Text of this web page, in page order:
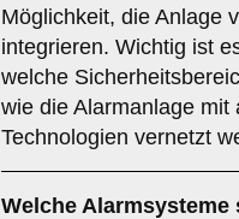
Möglichkeit, die Anlage
integrieren. Wichtig ist
welche
wie die Alarmanlage
Technologien vernetzt
Welche Alarmsysteme